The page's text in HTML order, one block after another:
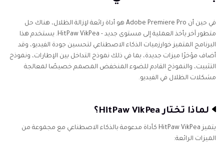
في حين أن Adobe Premiere Pro هو أداة رائعة لإزالة الظلال، هناك حل
متطور آخر يأخذ العملية إلى مستوى جديد - HitPaw VikPea. يستخدم هذا
البرنامج المتميز خوارزميات الذكاء الاصطناعي لتحسين جودة الفيديو، وقد
أضاف مؤخرًا ميزات جديدة، بما في ذلك نموذج التداخل بين الإطارات، ونموذج
التثبيت، والنموذج القادم للضوء المنخفض المصمم خصيصًا لمعالجة
مشكلات الظلال في الفيديو.
لماذا تختار HitPaw VikPea؟
يتميز HitPaw VikPea كأداة مدعومة بالذكاء الاصطناعي مع مجموعة من
الميزات الرائعة: